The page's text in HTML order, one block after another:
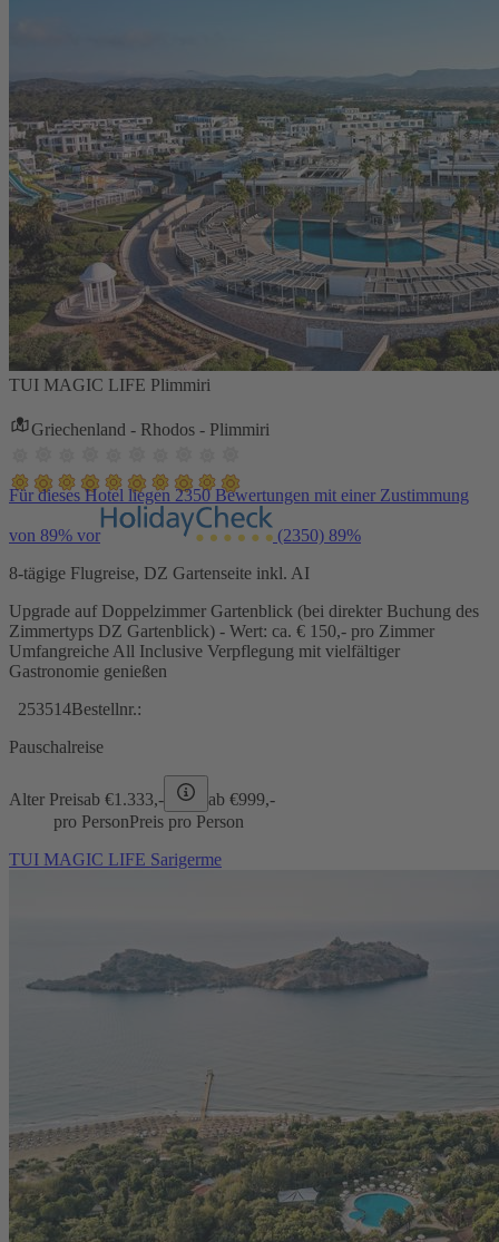
TUI MAGIC LIFE Plimmiri
Griechenland - Rhodos - Plimmiri
Für dieses Hotel liegen 2350 Bewertungen mit einer Zustimmung
von 89% vor (2350) 89%
8-tägige Flugreise, DZ Gartenseite inkl. AI
Upgrade auf Doppelzimmer Gartenblick (bei direkter Buchung des
Zimmertyps DZ Gartenblick) - Wert: ca. € 150,- pro Zimmer
Umfangreiche All Inclusive Verpflegung mit vielfältiger
Gastronomie genießen
253514Bestellnr.:
Pauschalreise
Alter Preisab €1.333,- ab €999,-
pro PersonPreis pro Person
TUI MAGIC LIFE Sarigerme